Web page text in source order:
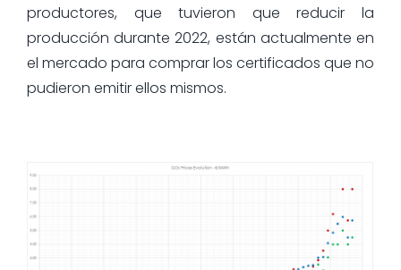
productores, que tuvieron que reducir la
producción durante 2022, están actualmente en
el mercado para comprar los certificados que no
pudieron emitir ellos mismos.